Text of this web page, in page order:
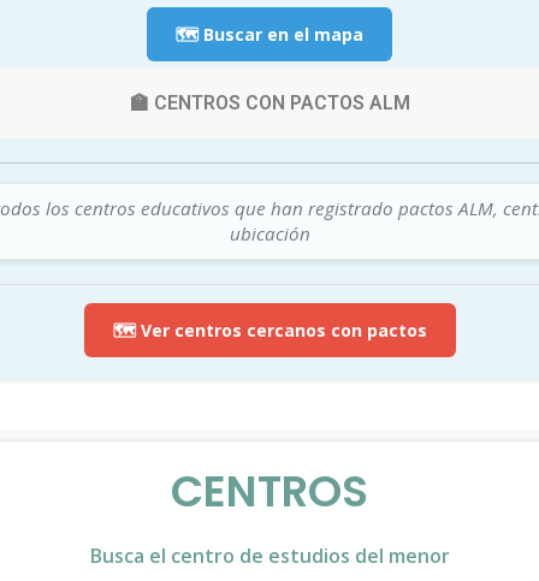
🗺️ Buscar en el mapa
🏫 CENTROS CON PACTOS ALM
los centros educativos que han registrado pactos ALM,
ubicación
🗺️ Ver centros cercanos con pactos
CENTROS
Busca el centro de estudios del menor